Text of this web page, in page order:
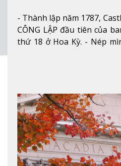
- Thành lập năm 1787,
CÔNG LẬP đầu tiên của
thứ 18 ở Hoa Kỳ. - Nép
tuyết của trường, sinh
đẹp tự nhiên của
khuôn viên trường.Xem